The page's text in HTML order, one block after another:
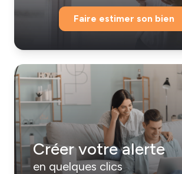
Faire estimer son bien
Créer votre alerte
en quelques clics